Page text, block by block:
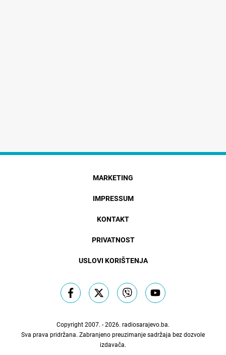
MARKETING
IMPRESSUM
KONTAKT
PRIVATNOST
USLOVI KORIŠTENJA
Copyright 2007. - 2026. radiosarajevo.ba.
Sva prava pridržana. Zabranjeno preuzimanje sadržaja bez dozvole
izdavača.